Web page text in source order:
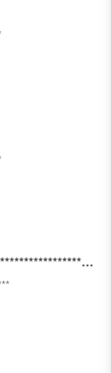
********************************************************